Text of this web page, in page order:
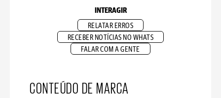
INTERAGIR
RELATAR ERROS
RECEBER NOTÍCIAS NO WHATS
FALAR COM A GENTE
CONTEÚDO DE MARCA